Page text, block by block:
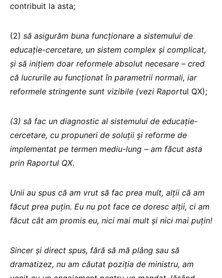
contribuit la asta;
(2) să asigurăm buna funcționare a sistemului de
educație-cercetare, un sistem complex și complicat,
și să inițiem doar reformele absolut necesare – cred
că lucrurile au funcționat în parametrii normali, iar
reformele stringente sunt vizibile (vezi Raportul QX);
(3) să fac un diagnostic al sistemului de educație-
cercetare, cu propuneri de soluții și reforme de
implementat pe termen mediu-lung – am făcut asta
prin Raportul QX.
Unii au spus că am vrut să fac prea mult, alții că am
făcut prea puțin. Eu nu pot face ce doresc alții, ci am
făcut cât am promis eu, nici mai mult și nici mai puțin!
Sincer și direct spus, fără să mă plâng sau să
dramatizez, nu am căutat poziția de ministru, am